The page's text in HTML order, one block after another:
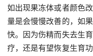
如出现果冻体或者颜色
量是会慢慢改善的，如
快。因为伤精而失去生
疗，还是有望恢复生育